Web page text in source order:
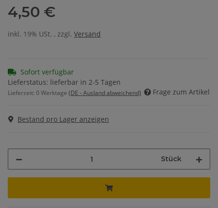
4,50 €
inkl. 19% USt. , zzgl. Versand
Sofort verfügbar
Lieferstatus: lieferbar in 2-5 Tagen
Lieferzeit: 0 Werktage (DE - Ausland abweichend) Frage zum Artikel
Bestand pro Lager anzeigen
Stück